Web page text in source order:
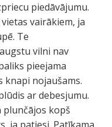
piedāvājumu.
vairākiem, ja
Te
vilni nav
pieejama
knapi nojaušams.
ar debesjumu.
plunčājos kopš